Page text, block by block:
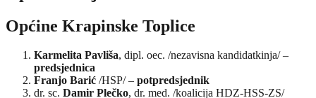
Općine Krapinske Toplice
Karmelita Pavliša, dipl. oec. /nezavisna kandidatkinja/ –
predsjednica
Franjo Barić /HSP/ – potpredsjednik
dr. sc. Damir Plečko, dr. med. /koalicija HDZ-HSS-ZS/